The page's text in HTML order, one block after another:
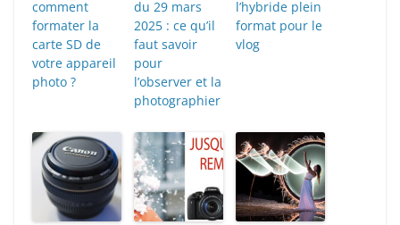
comment
formater la
carte SD de
votre appareil
photo ?
du 29 mars
2025 : ce qu’il
faut savoir
pour
l’observer et la
photographier
l’hybride plein
format pour le
vlog